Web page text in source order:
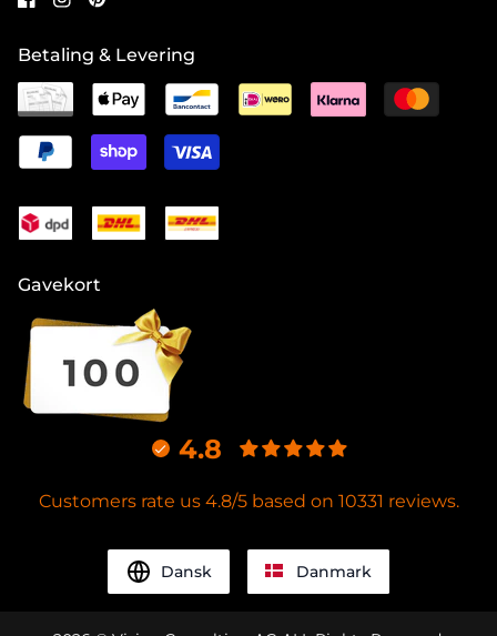
Betaling & Levering
Gavekort
4.8
Customers rate us 4.8/5 based on 10331 reviews.
Dansk Danmark